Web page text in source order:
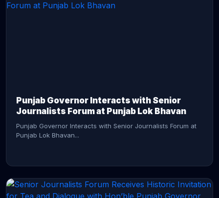
Punjab Governor Interacts with Senior
Journalists Forum at Punjab Lok Bhavan
Punjab Governor Interacts with Senior Journalists Forum at
Punjab Lok Bhavan...